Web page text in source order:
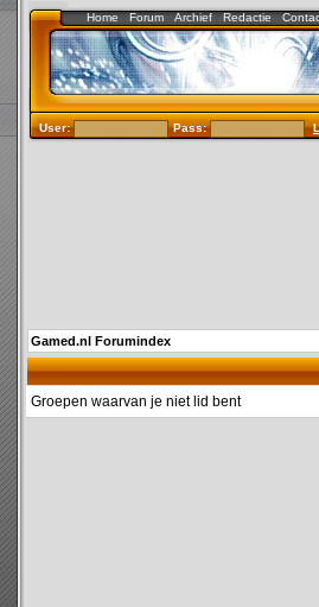
Home Forum Archief Redactie
User: Pass:
Gamed.nl Forumindex
Groepen waarvan je niet lid bent